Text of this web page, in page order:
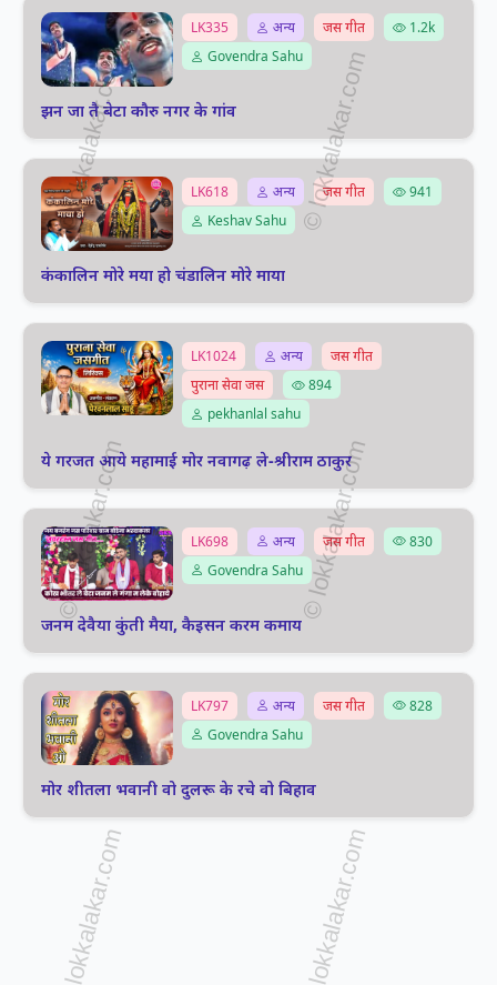
LK335 अन्य जस गीत
1.2k
Govendra Sahu
झन जा तै बेटा कौरु नगर के गांव
LK618 अन्य जस गीत
941
Keshav Sahu
कंकालिन मोरे मया हो चंडालिन मोरे माया
LK1024 अन्य
जस गीत
पुराना सेवा जस
894
pekhanlal sahu
ये गरजत आये महामाई मोर नवागढ़ ले-श्रीराम ठाकुर
LK698 अन्य जस गीत
830
Govendra Sahu
जनम देवैया कुंती मैया, कैइसन करम कमाय
LK797 अन्य जस गीत
828
Govendra Sahu
मोर शीतला भवानी वो दुलरू के रचे वो बिहाव